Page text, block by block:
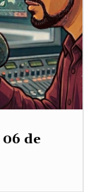
de